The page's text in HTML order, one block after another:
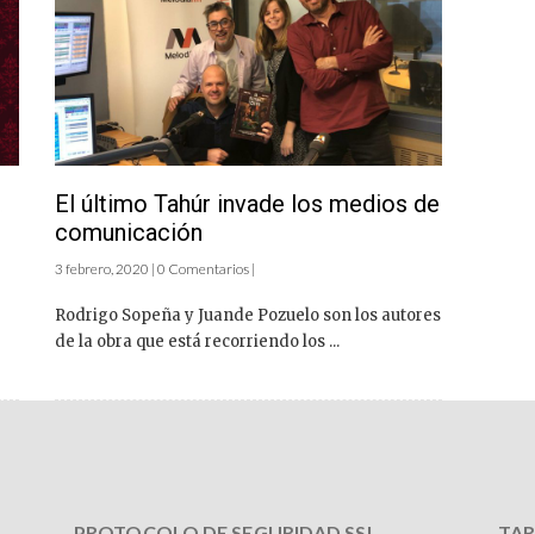
El último Tahúr invade los medios de
comunicación
3 febrero, 2020 | 0 Comentarios |
Rodrigo Sopeña y Juande Pozuelo son los autores
de la obra que está recorriendo los ...